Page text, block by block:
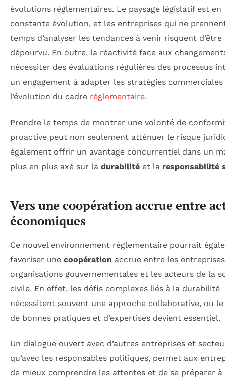
évolutions réglementaires. Le paysage législatif est en
constante évolution, et les entreprises qui ne
temps d’analyser les tendances à venir risquent d’être
dépourvu. En outre, la réactivité face aux
nécessiter des évaluations régulières des processus
un engagement à adapter les stratégies
l’évolution du cadre réglementaire.
Prendre le temps de montrer une volonté de
proactive peut non seulement atténuer le risque
également offrir un avantage concurrentiel dans un
plus en plus axé sur la durabilité et la responsabilité
Vers une coopération accrue entre
économiques
Ce nouvel environnement réglementaire pourrait
favoriser une coopération accrue entre les
organisations gouvernementales et les acteurs de la
civile. En effet, les défis complexes liés à la durabilité
nécessitent souvent une approche collaborative, où
de bonnes pratiques et d’expertises devient essentiel.
Un dialogue ouvert avec d’autres entreprises et
qu’avec les responsables politiques, permet aux
de mieux comprendre les attentes et de se préparer à